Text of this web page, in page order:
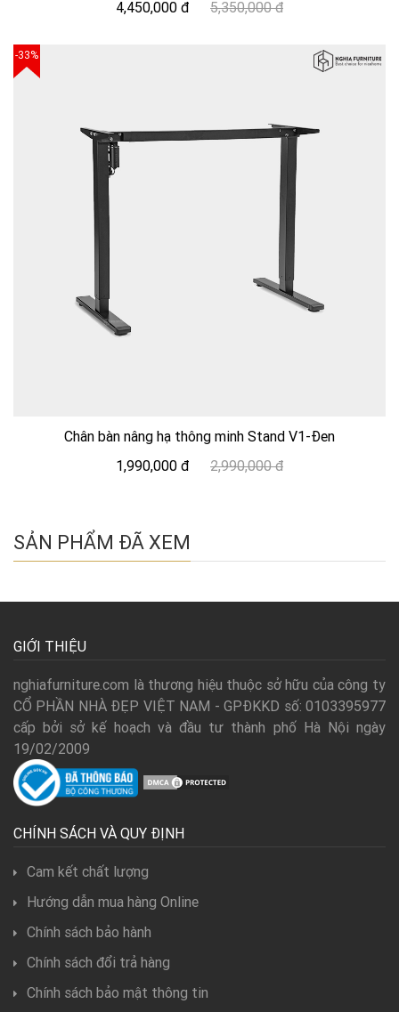
4,450,000 đ 5,350,000 đ
-33%
Chân bàn nâng hạ thông minh Stand V1-Đen
1,990,000 đ
2,990,000 đ
SẢN PHẨM ĐÃ XEM
GIỚI THIỆU
nghiafurniture.com là thương hiệu thuộc sở hữu của công ty
CỔ PHẦN NHÀ ĐẸP VIỆT NAM - GPĐKKD số: 0103395977
cấp bởi sở kế hoạch và đầu tư thành phố Hà Nội ngày
19/02/2009
CHÍNH SÁCH VÀ QUY ĐỊNH
Cam kết chất lượng
Hướng dẫn mua hàng Online
Chính sách bảo hành
Chính sách đổi trả hàng
Chính sách bảo mật thông tin